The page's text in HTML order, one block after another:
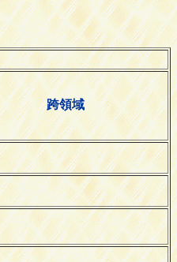
跨領域